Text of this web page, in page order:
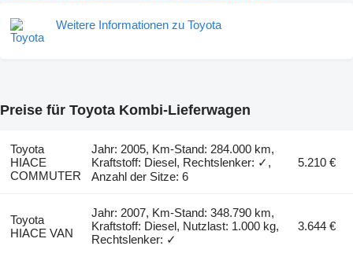
Weitere Informationen zu Toyota
Preise für Toyota Kombi-Lieferwagen
Toyota
HIACE
COMMUTER
Jahr: 2005, Km-Stand: 284.000 km,
Kraftstoff: Diesel, Rechtslenker: ✓,
Anzahl der Sitze: 6
5.210 €
Toyota
HIACE VAN
Jahr: 2007, Km-Stand: 348.790 km,
Kraftstoff: Diesel, Nutzlast: 1.000 kg,
Rechtslenker: ✓
3.644 €